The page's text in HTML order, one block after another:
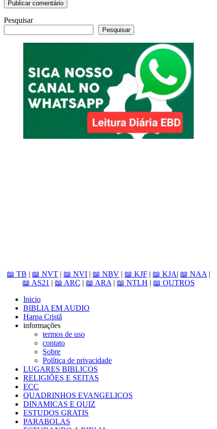
Pesquisar
Pesquisar
📖 TB | 📖 NVT | 📖 NVI | 📖 NBV | 📖 KJF | 📖 KJA| 📖 NAA |
📖 AS21 | 📖 ARC | 📖 ARA | 📖 NTLH | 📖 OUTROS
Inicio
BIBLIA EM AUDIO
Harpa Cristã
informações
termos de uso
contato
Sobre
Política de privacidade
LUGARES BIBLICOS
RELIGIÕES E SEITAS
ECC
QUADRINHOS EVANGELICOS
DINAMICAS E QUIZ
ESTUDOS GRATIS
PARABOLAS